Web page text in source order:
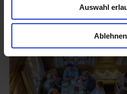
Auswahl
Ablehnen
Weitere Beiträge: